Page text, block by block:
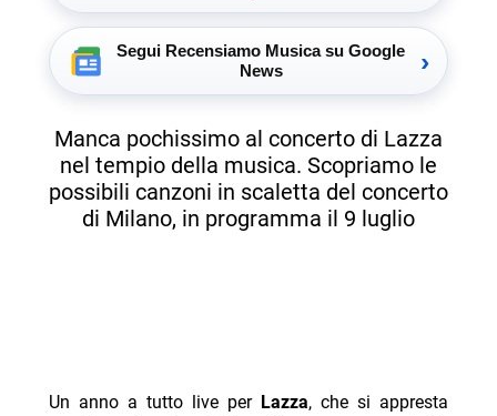
Segui Recensiamo Musica su Google
News
›
Manca pochissimo al concerto di Lazza
nel tempio della musica. Scopriamo le
possibili canzoni in scaletta del concerto
di Milano, in programma il 9 luglio
Un anno a tutto live per Lazza, che si appresta